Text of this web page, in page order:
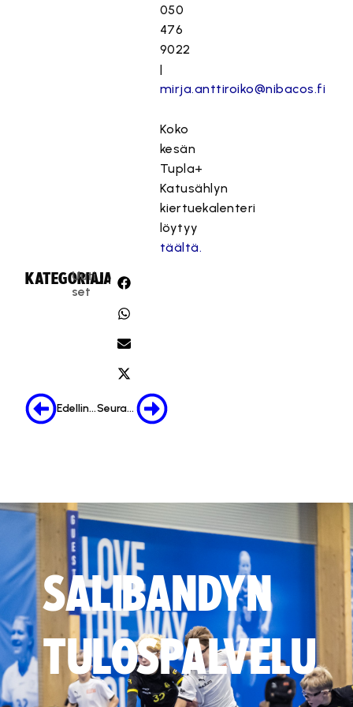
050
476
9022
|
mirja.anttiroiko@nibacos.fi
Koko
kesän
Tupla+
Katusählyn
kiertuekalenteri
löytyy
täältä.
KATEGORIA:
Uuti
set
JAA:
Edellinen Seuraava
SALIBANDYN
TULOSPALVELU